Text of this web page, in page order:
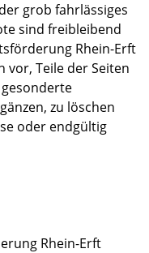
grob fahrlässiges
sind freibleibend
Rhein-Erft
vor, Teile der Seiten
zu löschen
oder endgültig
Rhein-Erft